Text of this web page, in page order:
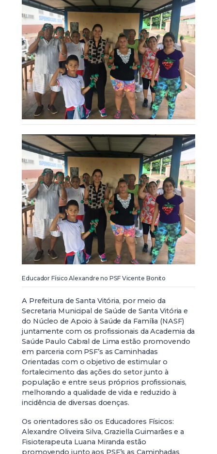
Educador Físico Alexandre no PSF Vicente Bonito
A Prefeitura de Santa Vitória, por meio da
Secretaria Municipal de Saúde de Santa Vitória e
do Núcleo de Apoio à Saúde da Família (NASF)
juntamente com os profissionais da Academia da
Saúde Paulo Cabral de Lima estão promovendo
em parceria com PSF’s as Caminhadas
Orientadas com o objetivo de estimular o
fortalecimento das ações do setor junto à
população e entre seus próprios profissionais,
melhorando a qualidade de vida e reduzido à
incidência de diversas doenças.
Os orientadores são os Educadores Físicos:
Alexandre Oliveira Silva, Graziella Guimarães e a
Fisioterapeuta Luana Miranda estão